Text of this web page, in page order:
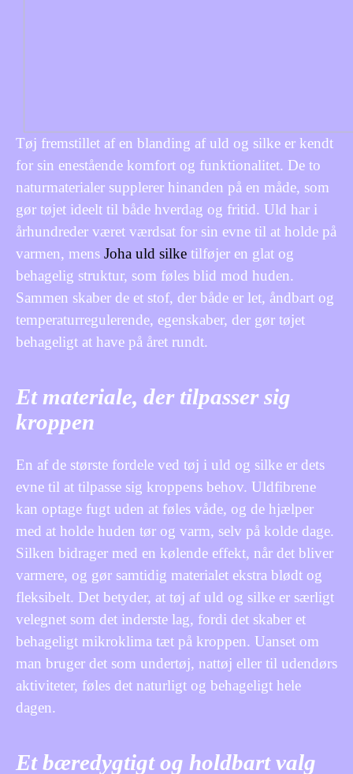
Tøj fremstillet af en blanding af uld og silke er kendt
for sin enestående komfort og funktionalitet. De to
naturmaterialer supplerer hinanden på en måde, som
gør tøjet ideelt til både hverdag og fritid. Uld har i
århundreder været værdsat for sin evne til at holde på
varmen, mens Joha uld silke tilføjer en glat og
behagelig struktur, som føles blid mod huden.
Sammen skaber de et stof, der både er let, åndbart og
temperaturregulerende, egenskaber, der gør tøjet
behageligt at have på året rundt.
Et materiale, der tilpasser sig
kroppen
En af de største fordele ved tøj i uld og silke er dets
evne til at tilpasse sig kroppens behov. Uldfibrene
kan optage fugt uden at føles våde, og de hjælper
med at holde huden tør og varm, selv på kolde dage.
Silken bidrager med en kølende effekt, når det bliver
varmere, og gør samtidig materialet ekstra blødt og
fleksibelt. Det betyder, at tøj af uld og silke er særligt
velegnet som det inderste lag, fordi det skaber et
behageligt mikroklima tæt på kroppen. Uanset om
man bruger det som undertøj, nattøj eller til udendørs
aktiviteter, føles det naturligt og behageligt hele
dagen.
Et bæredygtigt og holdbart valg